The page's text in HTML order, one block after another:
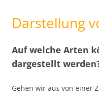
Darstellung
Auf welche Arten
dargestellt
Gehen wir aus von einer